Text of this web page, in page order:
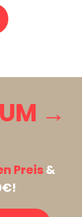
→
Preis&